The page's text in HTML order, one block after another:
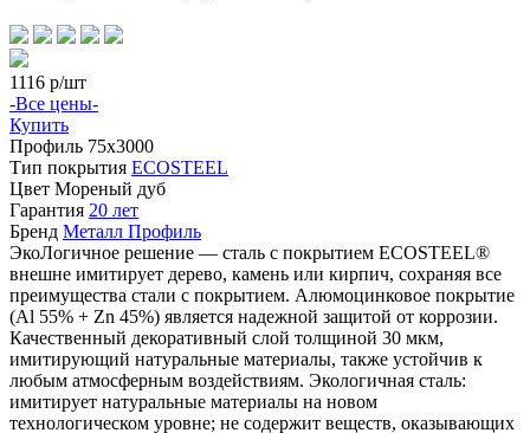
1116 р/шт
-Все цены-
Купить
Профиль 75х3000
Тип покрытия ECOSTEEL
Цвет Мореный дуб
Гарантия 20 лет
Бренд Металл Профиль
ЭкоЛогичное решение — сталь с покрытием ECOSTEEL®
внешне имитирует дерево, камень или кирпич, сохраняя все
преимущества стали с покрытием. Алюмоцинковое покрытие
(Аl 55% + Zn 45%) является надежной защитой от коррозии.
Качественный декоративный слой толщиной 30 мкм,
имитирующий натуральные материалы, также устойчив к
любым атмосферным воздействиям. Экологичная сталь:
имитирует натуральные материалы на новом
технологическом уровне; не содержит веществ, оказывающих